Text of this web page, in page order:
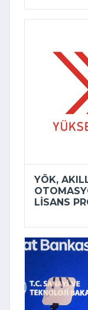
YÖK,
LISANS